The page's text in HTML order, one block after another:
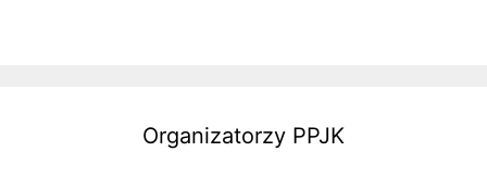
Organizatorzy PPJK